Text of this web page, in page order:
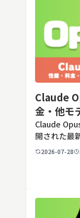
Claude
金・他モ
すく解説
Claude
開された最
5は、米国
2026-07-28